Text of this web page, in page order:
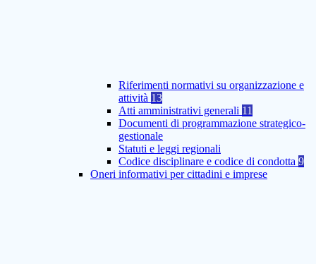
Riferimenti normativi su organizzazione e
attività 13
Atti amministrativi generali 11
Documenti di programmazione strategico-
gestionale
Statuti e leggi regionali
Codice disciplinare e codice di condotta 9
Oneri informativi per cittadini e imprese